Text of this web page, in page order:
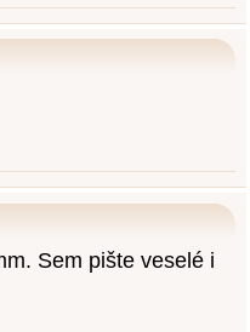
Sem pište veselé i